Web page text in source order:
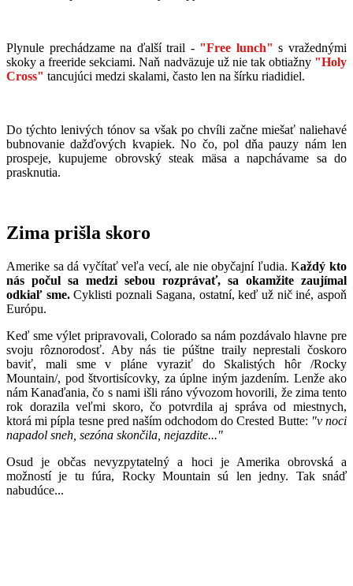
Plynule prechádzame na ďalší trail - "Free lunch" s vražednými
skoky a freeride sekciami. Naň nadväzuje už nie tak obtiažny "Holy
Cross" tancujúci medzi skalami, často len na šírku riadidiel.
Do týchto lenivých tónov sa však po chvíli začne miešať naliehavé
bubnovanie dažďových kvapiek. No čo, pol dňa pauzy nám len
prospeje, kupujeme obrovský steak mäsa a napchávame sa do
prasknutia.
Zima prišla skoro
Amerike sa dá vyčítať veľa vecí, ale nie obyčajní ľudia. Každý kto
nás počul sa medzi sebou rozprávať, sa okamžite zaujímal
odkiaľ sme.Cyklisti poznali Sagana, ostatní, keď už nič iné, aspoň
Európu.
Keď sme výlet pripravovali, Colorado sa nám pozdávalo hlavne pre
svoju rôznorodosť. Aby nás tie púštne traily neprestali čoskoro
baviť, mali sme v pláne vyraziť do Skalistých hôr /Rocky
Mountain/, pod štvortisícovky, za úplne iným jazdením. Lenže ako
nám Kanaďania, čo s nami išli ráno vývozom hovorili, že zima tento
rok dorazila veľmi skoro, čo potvrdila aj správa od miestnych,
ktorá mi pípla tesne pred naším odchodom do Crested Butte: "v noci
napadol sneh, sezóna skončila, nejazdite..."
Osud je občas nevyzpytatelný a hoci je Amerika obrovská a
možností je tu fúra, Rocky Mountain sú len jedny. Tak snáď
nabudúce...